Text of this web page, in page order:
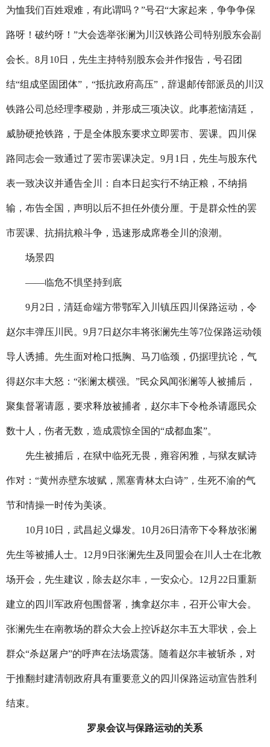
为恤我们百姓艰难，有此谓吗？”号召“大家起来，争争争保
路呀！破约呀！”大会选举张澜为川汉铁路公司特别股东会副
会长。 8月 10日，先生主持特别股东会并作报告，号召团
结“组成坚固团体”，“抵抗政府高压”，辞退邮传部派员的川汉
铁路公司总经理李稷勋，并形成三项决议。此事惹恼清廷，
威胁硬抢铁路，于是全体股东要求立即罢市、罢课。四川保
路同志会一致通过了罢市罢课决定。 9月 1 日，先生与股东代
表一致决议并通告全川：自本日起实行不纳正粮，不纳捐
输，布告全国，声明以后不担任外债分厘。于是群众性的罢
市罢课、抗捐抗粮斗争，迅速形成席卷全川的浪潮。
场景四
——临危不惧坚持到底
9月 2 日，清廷命端方带鄂军入川镇压四川保路运动，令
赵尔丰弹压川民。 9月 7日赵尔丰将张澜先生等7位保路运动领
导人诱捕。先生面对枪口抵胸、马刀临颈，仍据理抗论，气
得赵尔丰大怒：“张澜太横强。”民众风闻张澜等人被捕后，
聚集督署请愿，要求释放被捕者，赵尔丰下令枪杀请愿民众
数十人，伤者无数，造成震惊全国的“成都血案”。
先生被捕后，在狱中临死无畏，雍容闲雅，与狱友赋诗
作对：“黄州赤壁东坡赋，黑塞青林太白诗”，生死不渝的气
节和情操一时传为美谈。
10月 10日，武昌起义爆发。 10月 26日清帝下令释放张澜
先生等被捕人士。 12 月 9日张澜先生及同盟会在川人士在北教
场开会，先生建议，除去赵尔丰，一安众心。 12 月 22 日重新
建立的四川军政府包围督署，擒拿赵尔丰，召开公审大会。
张澜先生在南教场的群众大会上控诉赵尔丰五大罪状，会上
群众“杀赵屠户”的呼声在法场震荡。随着赵尔丰被斩杀，对
于推翻封建清朝政府具有重要意义的四川保路运动宣告胜利
结束。
罗泉会议与保路运动的关系